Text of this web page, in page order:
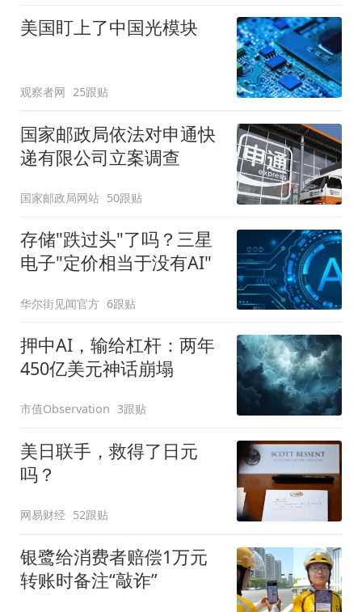
美国盯上了中国光模块
观察者网 25跟贴
国家邮政局依法对申通快
递有限公司立案调查
国家邮政局网站 50跟贴
存储"跌过头"了吗？三星
电子"定价相当于没有AI"
华尔街见闻官方 6跟贴
押中AI，输给杠杆：两年
450亿美元神话崩塌
市值Observation 3跟贴
美日联手，救得了日元
吗？
网易财经 52跟贴
银鹭给消费者赔偿1万元
转账时备注“敲诈”